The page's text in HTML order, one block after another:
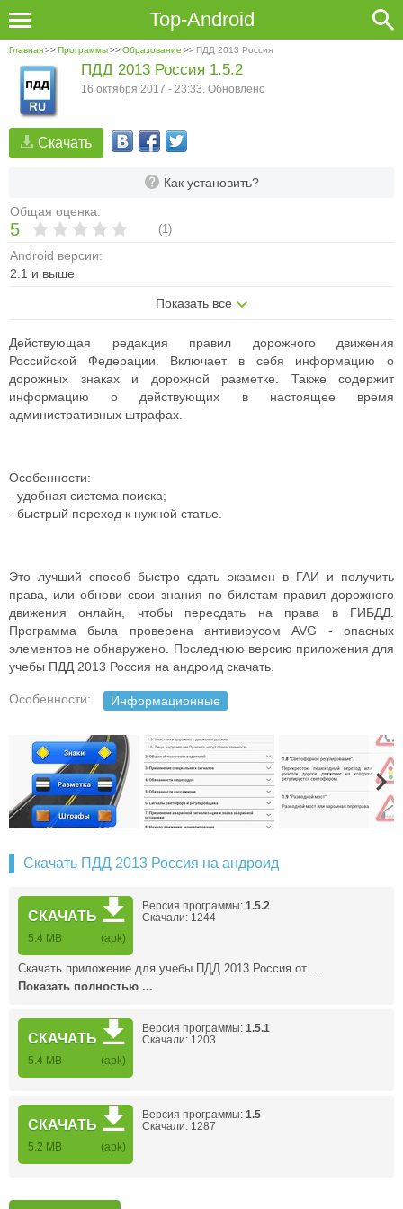
Top-Android
Главная>>Программы>>Образование >> ПДД 2013 Россия
Скачать
Как установить?
Общая оценка:
5 (1)
Android версии:
2.1 и выше
Показать все
ПДД 2013 Россия 1.5.2
16 октября 2017 - 23:33. Обновлено
Действующая редакция правил дорожного движения
Российской Федерации. Включает в себя информацию о
дорожных знаках и дорожной разметке. Также содержит
информацию о действующих в настоящее время
административных штрафах.
Особенности:
- удобная система поиска;
- быстрый переход к нужной статье.
Это лучший способ быстро сдать экзамен в ГАИ и получить
права, или обнови свои знания по билетам правил дорожного
движения онлайн, чтобы пересдать на права в ГИБДД.
Программа была проверена антивирусом AVG - опасных
элементов не обнаружено.
Последнюю версию приложения для
учебы ПДД 2013 Россия на андроид скачать.
Особенности: Информационные
Скачать ПДД 2013 Россия на андроид
СКАЧАТЬ
5.4 MB (apk)
Версия программы: 1.5.2
Скачали: 1244
Скачать приложение для учебы ПДД 2013 Россия от …
Показать полностью ...
СКАЧАТЬ
5.4 MB (apk)
Версия программы: 1.5.1
Скачали: 1203
СКАЧАТЬ
5.2 MB (apk)
Версия программы: 1.5
Скачали: 1287